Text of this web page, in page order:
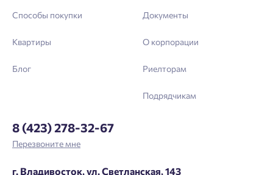
Способы покупки
Квартиры
Блог
Документы
О корпорации
Риелторам
Подрядчикам
8 (423) 278-32-67
Перезвоните мне
г. Владивосток, ул. Светланская, 143